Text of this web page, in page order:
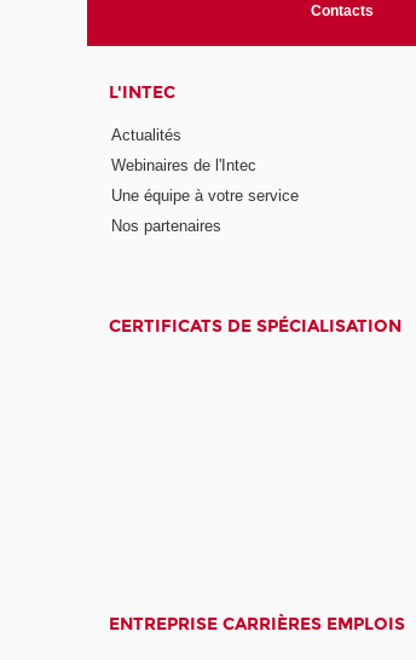
Contacts
L'INTEC
Actualités
Webinaires de l'Intec
Une équipe à votre service
Nos partenaires
CERTIFICATS DE SPÉCIALISATION
ENTREPRISE CARRIÈRES EMPLOIS